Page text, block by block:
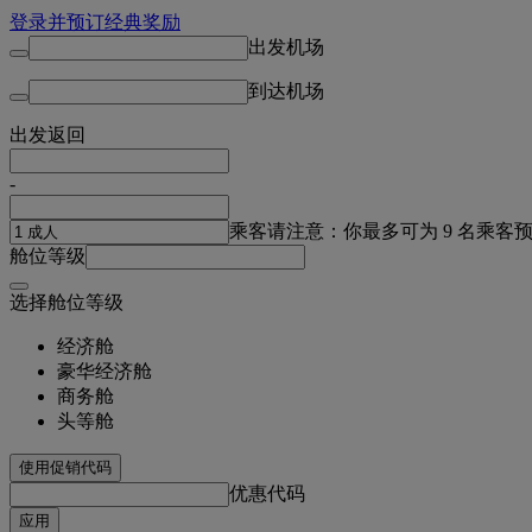
登录并预订经典奖励
出发机场
到达机场
出发返回
-
乘客请注意：你最多可为 9 名乘客
舱位等级
选择舱位等级
经济舱
豪华经济舱
商务舱
头等舱
使用促销代码
优惠代码
应用